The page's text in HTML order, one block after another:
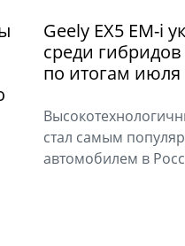
Geely EX5 EM-i
среди
по итогам июля
стал самым
автомобилем в